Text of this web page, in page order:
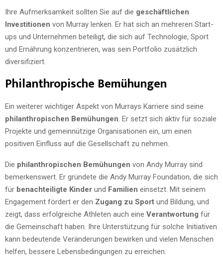
Ihre Aufmerksamkeit sollten Sie auf die geschäftlichen
Investitionen von Murray lenken. Er hat sich an mehreren Start-
ups und Unternehmen beteiligt, die sich auf Technologie, Sport
und Ernährung konzentrieren, was sein Portfolio zusätzlich
diversifiziert.
Philanthropische Bemühungen
Ein weiterer wichtiger Aspekt von Murrays Karriere sind seine
philanthropischen Bemühungen . Er setzt sich aktiv für soziale
Projekte und gemeinnützige Organisationen ein, um einen
positiven Einfluss auf die Gesellschaft zu nehmen.
Die philanthropischen Bemühungen von Andy Murray sind
bemerkenswert. Er gründete die Andy Murray Foundation, die sich
für benachteiligte Kinder und Familien einsetzt. Mit seinem
Engagement fördert er den Zugang zu Sport und Bildung, und
zeigt, dass erfolgreiche Athleten auch eine Verantwortung für
die Gemeinschaft haben. Ihre Unterstützung für solche Initiativen
kann bedeutende Veränderungen bewirken und vielen Menschen
helfen, bessere Lebensbedingungen zu erreichen.